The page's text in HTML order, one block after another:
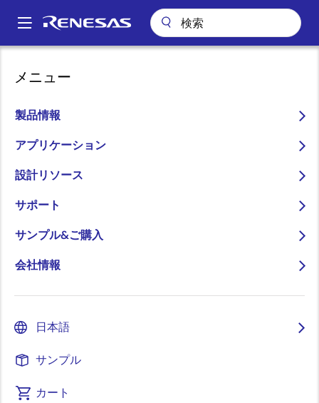
ン
Main
メニュー
製品情報
アプリケーション
設計リソース
サポート
サンプル&ご購入
会社情報
日本語
サンプル
カート
パ
ン
く
ず